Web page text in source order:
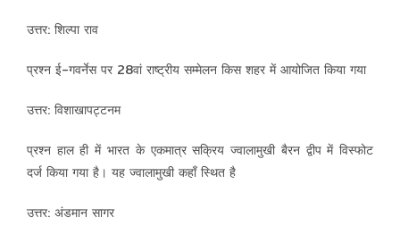
उत्तर: शिल्पा राव
प्रश्न ई-गवर्नेस पर 28वां राष्ट्रीय सम्मेलन किस शहर में आयोजित किया गया
उत्तर: विशाखापट्टनम
प्रश्न हाल ही में भारत के एकमात्र सक्रिय ज्वालामुखी बैरन द्वीप में विस्फोट
दर्ज किया गया है। यह ज्वालामुखी कहाँ स्थित है
उत्तर: अंडमान सागर